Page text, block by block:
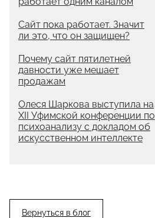
Сайт пока работает. Значит
ли это, что он защищен?
Почему сайт пятилетней
давности уже мешает
продажам
Олеся Шаркова выступила на
XII Уфимской конференции по
психоанализу с докладом об
искусственном интеллекте
Вернуться в блог